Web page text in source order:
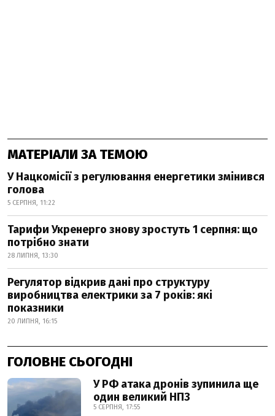
МАТЕРІАЛИ ЗА ТЕМОЮ
У Нацкомісії з регулювання енергетики змінився
голова
5 СЕРПНЯ, 11:22
Тарифи Укренерго знову зростуть 1 серпня: що
потрібно знати
28 ЛИПНЯ, 13:30
Регулятор відкрив дані про структуру
виробництва електрики за 7 років: які
показники
20 ЛИПНЯ, 16:15
ГОЛОВНЕ СЬОГОДНІ
У РФ атака дронів зупинила ще
один великий НПЗ
5 СЕРПНЯ, 17:55